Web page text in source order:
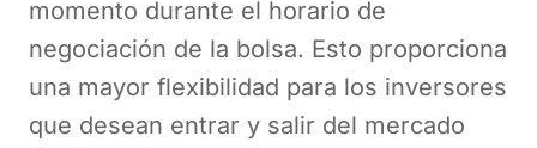
momento durante el horario de
negociación de la bolsa. Esto proporciona
una mayor flexibilidad para los inversores
que desean entrar y salir del mercado